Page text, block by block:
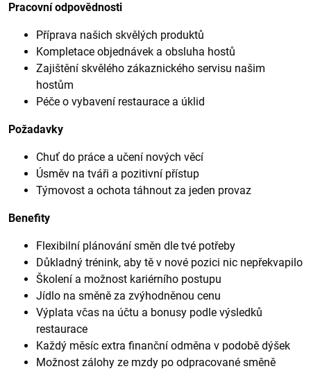
Pracovní odpovědnosti
Příprava našich skvělých produktů
Kompletace objednávek a obsluha hostů
Zajištění skvělého zákaznického servisu našim
hostům
Péče o vybavení restaurace a úklid
Požadavky
Chuť do práce a učení nových věcí
Úsměv na tváři a pozitivní přístup
Týmovost a ochota táhnout za jeden provaz
Benefity
Flexibilní plánování směn dle tvé potřeby
Důkladný trénink, aby tě v nové pozici nic nepřekvapilo
Školení a možnost kariérního postupu
Jídlo na směně za zvýhodněnou cenu
Výplata včas na účtu a bonusy podle výsledků
restaurace
Každý měsíc extra finanční odměna v podobě dýšek
Možnost zálohy ze mzdy po odpracované směně